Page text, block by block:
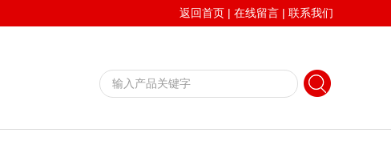
返回首页 | 在线留言 | 联系我们